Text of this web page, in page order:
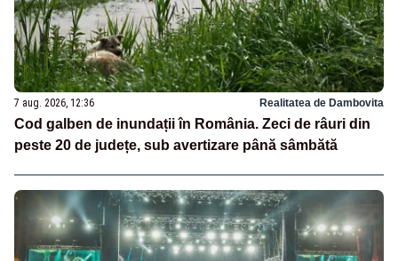
7 aug. 2026, 12:36 Realitatea de Dambovita
Cod galben de inundații în România. Zeci de râuri din
peste 20 de județe, sub avertizare până sâmbătă